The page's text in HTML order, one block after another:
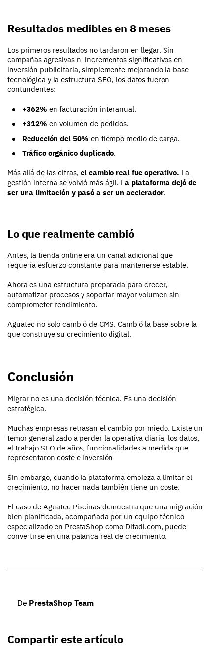
Resultados medibles en 8 meses
Los primeros resultados no tardaron en llegar. Sin
campañas agresivas ni incrementos significativos en
inversión publicitaria, simplemente mejorando la base
tecnológica y la estructura SEO, los datos fueron
contundentes:
+362% en facturación interanual.
+312% en volumen de pedidos.
Reducción del 50% en tiempo medio de carga.
Tráfico orgánico duplicado.
Más allá de las cifras, el cambio real fue operativo. La
gestión interna se volvió más ágil. La plataforma dejó de
ser una limitación y pasó a ser un acelerador.
Lo que realmente cambió
Antes, la tienda online era un canal adicional que
requería esfuerzo constante para mantenerse estable.
Ahora es una estructura preparada para crecer,
automatizar procesos y soportar mayor volumen sin
comprometer rendimiento.
Aguatec no solo cambió de CMS. Cambió la base sobre la
que construye su crecimiento digital.
Conclusión
Migrar no es una decisión técnica. Es una decisión
estratégica.
Muchas empresas retrasan el cambio por miedo. Existe un
temor generalizado a perder la operativa diaria, los datos,
el trabajo SEO de años, funcionalidades a medida que
representaron coste e inversión
Sin embargo, cuando la plataforma empieza a limitar el
crecimiento, no hacer nada también tiene un coste.
El caso de Aguatec Piscinas demuestra que una migración
bien planificada, acompañada por un equipo técnico
especializado en PrestaShop como Difadi.com, puede
convertirse en una palanca real de crecimiento.
De PrestaShop Team
Compartir este artículo